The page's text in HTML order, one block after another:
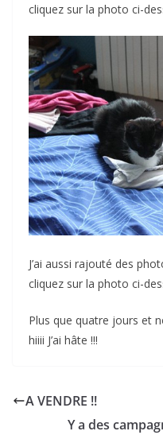
cliquez sur la photo ci-
J’ai aussi rajouté des
cliquez sur la photo ci-
Plus que quatre jours et
hiiii J’ai hâte !!!
A VENDRE !!
Y a des